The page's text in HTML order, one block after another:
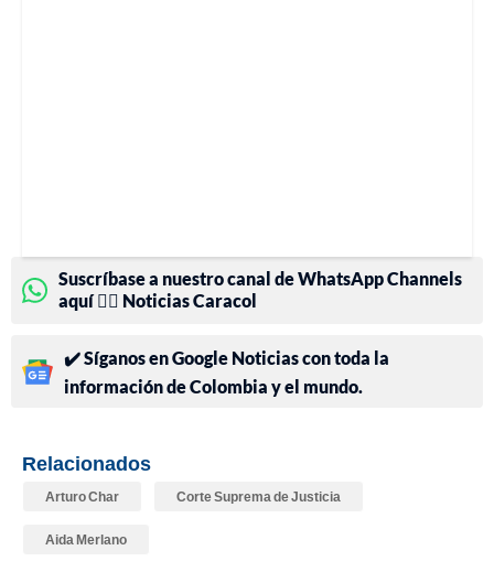
Suscríbase a nuestro canal de WhatsApp Channels
aquí 👉🏻 Noticias Caracol
✔️ Síganos en Google Noticias con toda la
información de Colombia y el mundo.
Relacionados
Arturo Char Corte Suprema de Justicia
Aida Merlano